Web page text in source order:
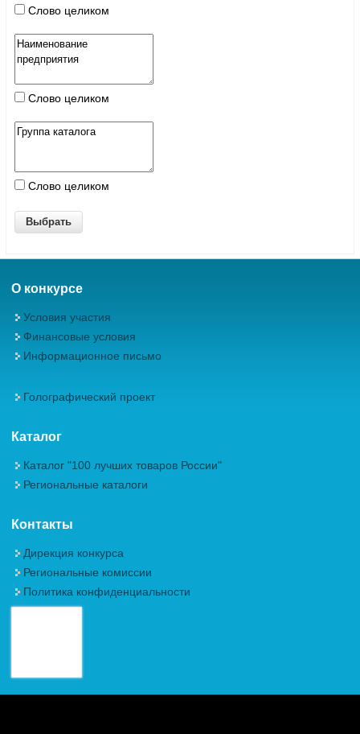
Слово целиком
Слово целиком
Слово целиком
О конкурсе
Условия участия
Финансовые условия
Информационное письмо
Голографический проект
Каталог
Каталог "100 лучших товаров России"
Региональные каталоги
Контакты
Дирекция конкурса
Региональные комиссии
Политика конфиденциальности